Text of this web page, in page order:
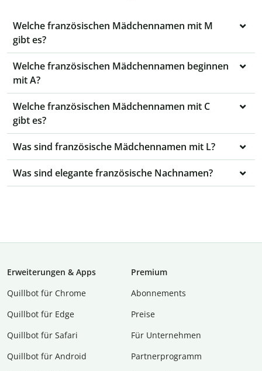
Welche französischen Mädchennamen mit M
gibt es?
Welche französischen Mädchennamen beginnen
mit A?
Welche französischen Mädchennamen mit C
gibt es?
Was sind französische Mädchennamen mit L?
Was sind elegante französische Nachnamen?
Erweiterungen & Apps
Quillbot für Chrome
Quillbot für Edge
Quillbot für Safari
Quillbot für Android
Premium
Abon­ne­ments
Preise
Für Unternehmen
Partnerprogramm